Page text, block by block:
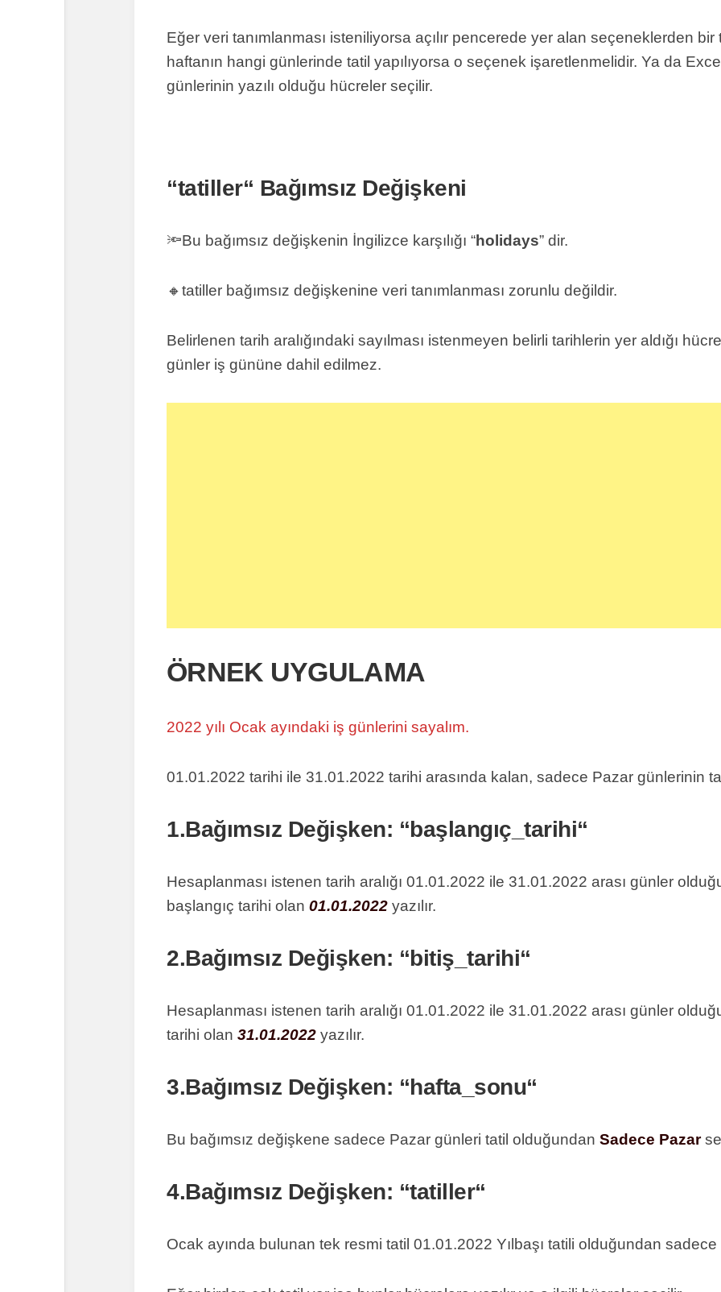
Eğer veri tanımlanması isteniliyorsa açılır pencerede yer alan seçeneklerden
haftanın hangi günlerinde tatil yapılıyorsa o seçenek işaretlenmelidir. Ya da
günlerinin yazılı olduğu hücreler seçilir.
“tatiller“ Bağımsız Değişkeni
🔦Bu bağımsız değişkenin İngilizce karşılığı “holidays” dir.
🔸tatiller bağımsız değişkenine veri tanımlanması zorunlu değildir.
Belirlenen tarih aralığındaki sayılması istenmeyen belirli tarihlerin yer aldığı
günler iş gününe dahil edilmez.
ÖRNEK UYGULAMA
2022 yılı Ocak ayındaki iş günlerini sayalım.
01.01.2022 tarihi ile 31.01.2022 tarihi arasında kalan, sadece Pazar günlerinin
1.Bağımsız Değişken: “başlangıç_tarihi“
Hesaplanması istenen tarih aralığı 01.01.2022 ile 31.01.2022 arası günler
başlangıç tarihi olan 01.01.2022 yazılır.
2.Bağımsız Değişken: “bitiş_tarihi“
Hesaplanması istenen tarih aralığı 01.01.2022 ile 31.01.2022 arası günler
tarihi olan 31.01.2022 yazılır.
3.Bağımsız Değişken: “hafta_sonu“
Bu bağımsız değişkene sadece Pazar günleri tatil olduğundan Sadece Pazar
4.Bağımsız Değişken: “tatiller“
Ocak ayında bulunan tek resmi tatil 01.01.2022 Yılbaşı tatili olduğundan sadece